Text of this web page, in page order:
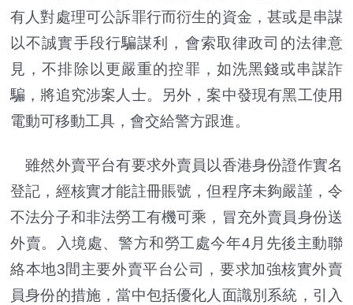
有人對處理可公訴罪行而衍生的資金，甚或是串謀
以不誠實手段行騙謀利，會索取律政司的法律意
見，不排除以更嚴重的控罪，如洗黑錢或串謀詐
騙，將追究涉案人士。另外，案中發現有黑工使用
電動可移動工具，會交給警方跟進。
雖然外賣平台有要求外賣員以香港身份證作實名
登記，經核實才能註冊賬號，但程序未夠嚴謹，令
不法分子和非法勞工有機可乘，冒充外賣員身份送
外賣。入境處、警方和勞工處今年4月先後主動聯
絡本地3間主要外賣平台公司，要求加強核實外賣
員身份的措施，當中包括優化人面識別系統，引入